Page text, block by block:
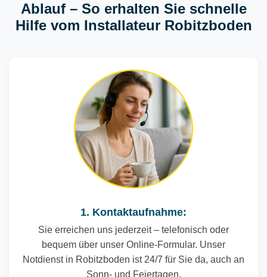
Ablauf – So erhalten Sie schnelle
Hilfe vom Installateur Robitzboden
1. Kontaktaufnahme:
Sie erreichen uns jederzeit – telefonisch oder
bequem über unser Online-Formular. Unser
Notdienst in Robitzboden ist 24/7 für Sie da, auch an
Sonn- und Feiertagen.